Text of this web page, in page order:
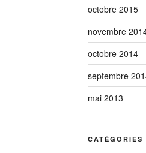
octobre 2015
novembre
octobre 2014
septembre
mai 2013
CATÉGORIES